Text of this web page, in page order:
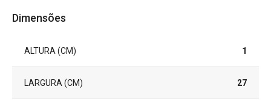
Dimensões
ALTURA (CM) 1
LARGURA (CM) 27